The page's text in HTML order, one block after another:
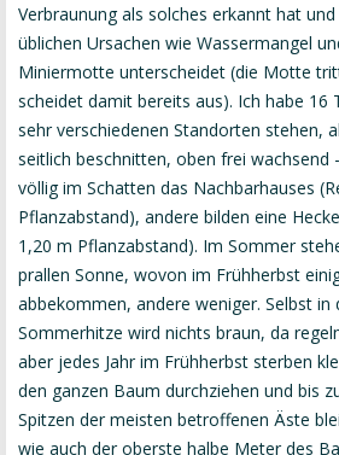
Verbraunung als solches erkannt hat
üblichen Ursachen wie Wassermangel
Miniermotte unterscheidet (die Motte
scheidet damit bereits aus). Ich habe 16
sehr verschiedenen Standorten stehen,
seitlich beschnitten, oben frei wachsend
völlig im Schatten das Nachbarhauses
Pflanzabstand), andere bilden eine
1,20 m Pflanzabstand). Im Sommer
prallen Sonne, wovon im Frühherbst
abbekommen, andere weniger. Selbst in
Sommerhitze wird nichts braun, da
aber jedes Jahr im Frühherbst sterben
den ganzen Baum durchziehen und bis
Spitzen der meisten betroffenen Äste
wie auch der oberste halbe Meter des